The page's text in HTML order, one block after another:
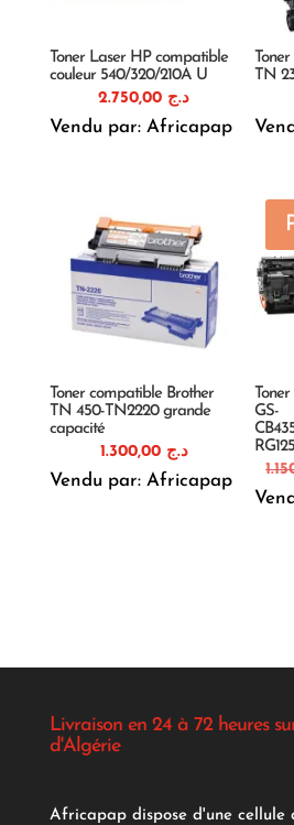
Toner Laser HP compatible
couleur 540/320/210A U
د.ج
Vendu par: Africapap
TN
Toner compatible Brother
TN 450-TN2220 grande
capacité
د.ج 1.300,00
Vendu par: Africapap
GS-
RG125
Livraison en 24 à 72 heures
d'Algérie
Africapap dispose d'une cellule